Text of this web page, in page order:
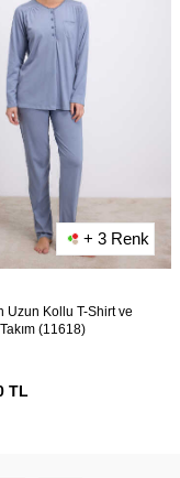
+ 3 Renk
Uzun Kollu T-Shirt ve
(11618)
TL